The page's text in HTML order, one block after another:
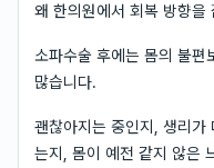
왜 한의원에서 회복 방향을
소파수술 후에는 몸의 불편
많습니다.
괜찮아지는 중인지, 생리가
는지, 몸이 예전 같지 않은